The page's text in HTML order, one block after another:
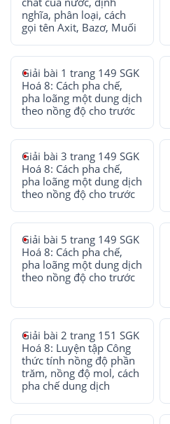
nghĩa, phân loại, cách
gọi tên Axit, Bazơ, Muối
Giải bài 1 trang 149 SGK
Hoá 8: Cách pha chế,
pha loãng một dung dịch
theo nồng độ cho trước
Giải bài 3 trang 149 SGK
Hoá 8: Cách pha chế,
pha loãng một dung dịch
theo nồng độ cho trước
Giải bài 5 trang 149 SGK
Hoá 8: Cách pha chế,
pha loãng một dung dịch
theo nồng độ cho trước
Giải bài 2 trang 151 SGK
Hoá 8: Luyện tập Công
thức tính nồng độ phần
trăm, nồng độ mol, cách
pha chế dung dịch